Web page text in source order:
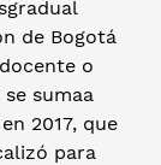
de Bogotá
o
sumaa
2017, que
para